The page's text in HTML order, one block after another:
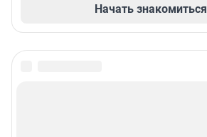
Начать знакомиться